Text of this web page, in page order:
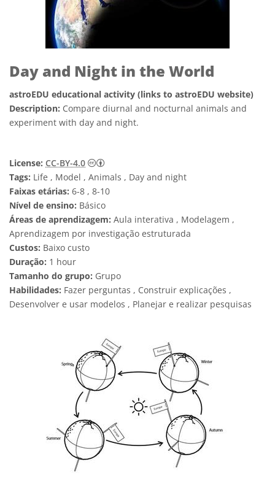
Day and Night in the World
astroEDU educational activity (links to astroEDU website)
Description: Compare diurnal and nocturnal animals and
experiment with day and night.
License: CC-BY-4.0
Creative Commons Attribution 4.0
Tags: Life , Model , Animals , Day and night
Faixas etárias: 6-8 , 8-10
Nível de ensino: Básico
Áreas de aprendizagem: Aula interativa , Modelagem ,
Aprendizagem por investigação estruturada
Custos: Baixo custo
Duração: 1 hour
Tamanho do grupo: Grupo
Habilidades: Fazer perguntas , Construir explicações ,
Desenvolver e usar modelos , Planejar e realizar pesquisas